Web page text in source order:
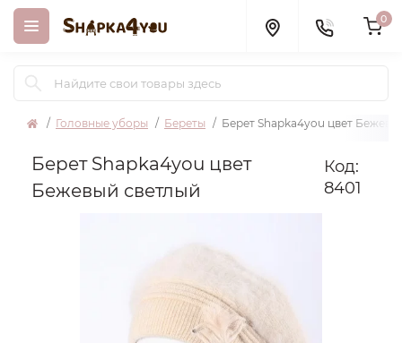
0
Головные уборы Береты Берет Shapka4you цвет
Берет Shapka4you цвет
Бежевый светлый
Код:
8401